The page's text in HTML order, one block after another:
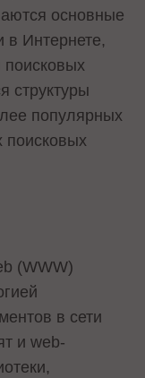
основные
в Интернете,
структуры
популярных
поисковых
(WWW)
в сети
и web-